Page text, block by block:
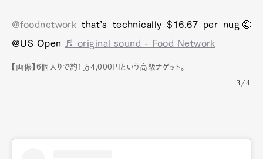
@foodnetwork that’s technically $16.67 per nug🤪
@US Open
♬ original sound - Food Network
【画像】6個入りで約1万4,000円という高級ナゲット。
3/4